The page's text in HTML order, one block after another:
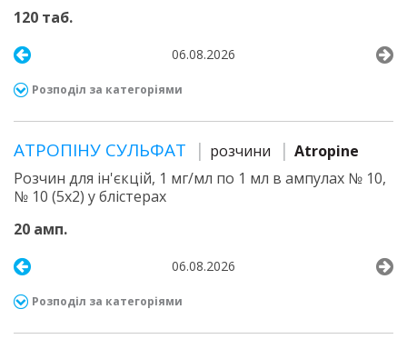
120 таб.
06.08.2026
Розподіл за категоріями
АТРОПІНУ СУЛЬФАТ розчини
Atropine
Розчин для ін'єкцій, 1 мг/мл по 1 мл в ампулах № 10,
№ 10 (5х2) у блістерах
20 амп.
06.08.2026
Розподіл за категоріями